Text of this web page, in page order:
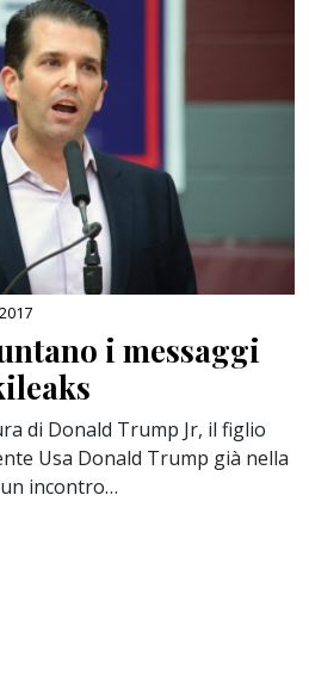
i messaggi
di Donald Trump Jr, il figlio
Usa Donald Trump già nella
incontro…